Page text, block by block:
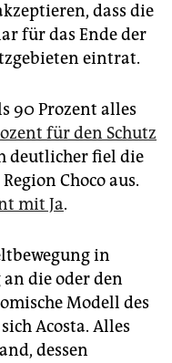
dass die
für das Ende der
eintrat.
90 Prozent alles
für den Schutz
deutlicher fiel die
Choco aus.
mit Ja.
in
die oder den
Modell des
Acosta. Alles
dessen